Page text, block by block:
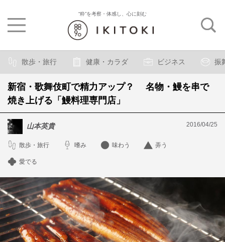
“粋”を考察・体感し、心に刻む
散歩・旅行 健康・カラダ ビジネス 振
新宿・歌舞伎町で精力アップ？ 名物・鰻を串で
焼き上げる「鰻料理専門店」
山本英貴 2016/04/25
散歩・旅行 嗜み 味わう 弄う
愛でる